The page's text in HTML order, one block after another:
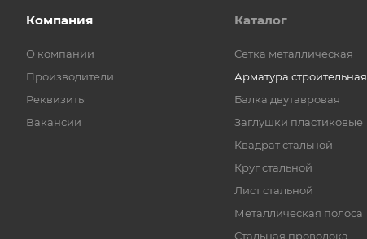
Компания
О компании
Производители
Реквизиты
Вакансии
Каталог
Cетка металлическая
Арматура строительная
Балка двутавровая
Заглушки пластиковые
Квадрат стальной
Круг стальной
Лист стальной
Металлическая полоса
Стальная проволока